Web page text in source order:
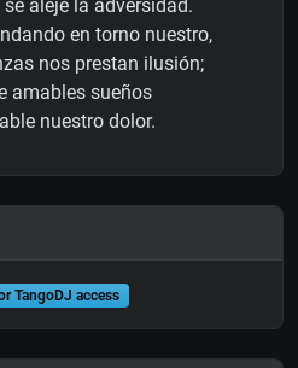
aleje la adversidad.
en torno nuestro,
nos prestan ilusión;
amables sueños
nuestro dolor.
TangoDJ access